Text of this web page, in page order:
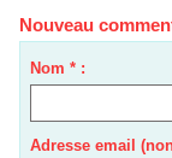
Nouveau
Nom * :
Adresse email